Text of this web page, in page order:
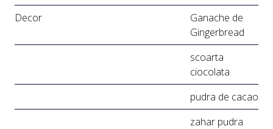
Decor
Ganache de
Gingerbread
scoarta
ciocolata
pudra de cacao
zahar pudra